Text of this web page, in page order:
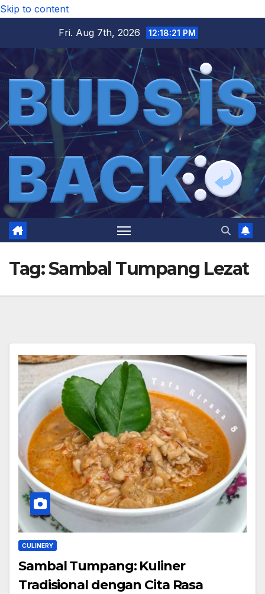
Skip to content
Fri. Aug 7th, 2026
12:18:22 PM
Tag:Sambal Tumpang Lezat
CULINERY
Sambal Tumpang: Kuliner
Tradisional dengan Cita Rasa